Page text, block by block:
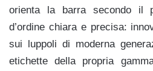
orienta la barra secondo il
d’ordine chiara e precisa:
sui luppoli di moderna
etichette della propria